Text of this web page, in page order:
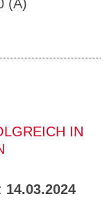
(A)
IN
14.03.2024